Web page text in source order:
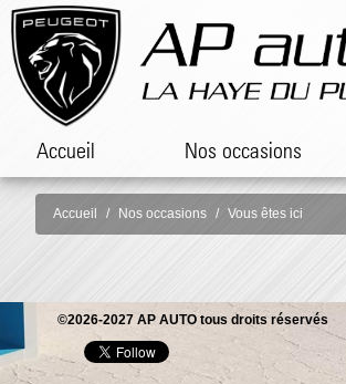
Accueil Nos occasions
Accueil Nos occasions Vous êtes ici
©2026-2027 AP AUTO tous droits réservés